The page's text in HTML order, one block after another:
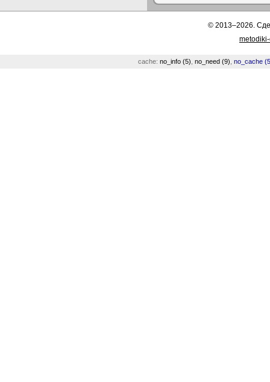
© 2013–2026.
cache: no_info (5) no_need (9) no_cache